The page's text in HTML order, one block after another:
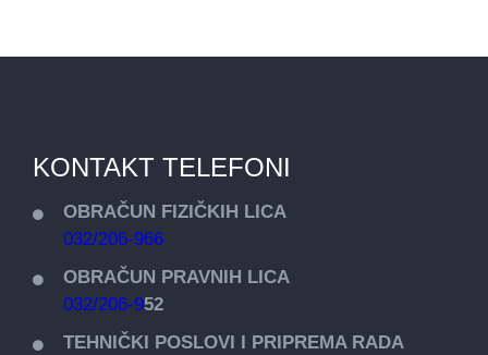
KONTAKT TELEFONI
OBRAČUN FIZIČKIH LICA
032/206-966
OBRAČUN PRAVNIH LICA
032/206-952
TEHNIČKI POSLOVI I PRIPREMA RADA